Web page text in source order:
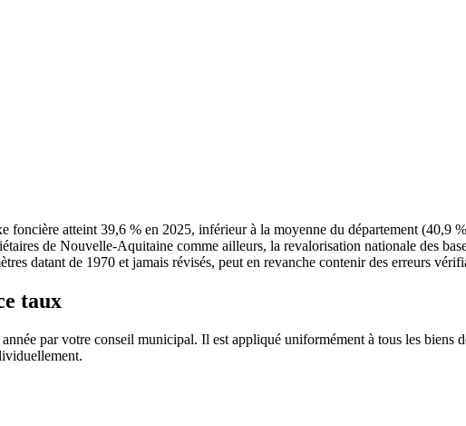
foncière atteint 39,6 % en 2025, inférieur à la moyenne du département (40,9
de Nouvelle-Aquitaine comme ailleurs, la revalorisation nationale des
datant de 1970 et jamais révisés, peut en revanche contenir des erreurs
taux
par votre conseil municipal. Il est appliqué uniformément à tous les biens